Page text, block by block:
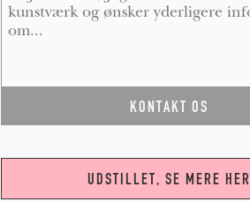
UDSTILLET, SE MERE HER